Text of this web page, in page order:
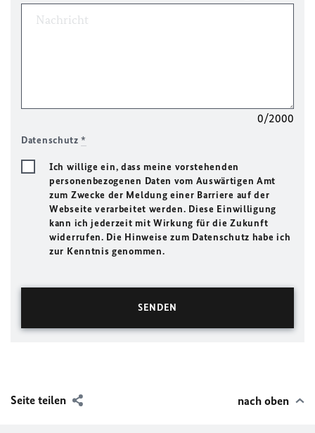
0/2000
Datenschutz*
Ich willige ein, dass meine vorstehenden
personenbezogenen Daten vom Auswärtigen Amt
zum Zwecke der Meldung einer Barriere auf der
Webseite verarbeitet werden. Diese Einwilligung
kann ich jederzeit mit Wirkung für die Zukunft
widerrufen. Die Hinweise zum Datenschutz habe ich
zur Kenntnis genommen.
Seite teilen nach oben